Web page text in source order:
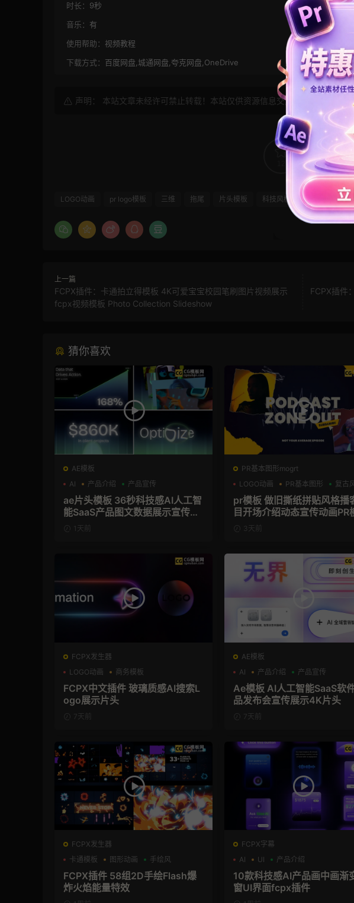
时长： 9秒
音乐： 有
使用帮助： 视频教程
下载方式： 百度网盘,城通网盘,夸克网盘,OneDrive
声明： 本站文章未经许可禁止转载！本站仅供资源信息交流学习， 版权说明
0
LOGO动画 pr logo模板 三维 拖尾 片头模板 科技风模板 粒子特效
上一篇
FCPX插件：卡通拍立得模板 4K可爱宝宝校园笔刷图片视频展示
fcpx视频模板 Photo Collection Slideshow
FCPX插件
猜你喜欢
AE模板
AI
产品介绍 产品宣传
ae片头模板 36秒科技感AI人工智
能SaaS产品图文数据展示宣传视
频AE模板
1天前
PR基本图形mogrt
LOGO动画
PR基本图形 复古风
pr模板 做旧撕纸拼贴风格播
目开场介绍动态宣传动画PR
3天前
FCPX发生器
LOGO动画
商务模板
支持Intel+M芯片
FCPX中文插件 玻璃质感AI搜索L
ogo展示片头
7天前
AE模板
AI
产品介绍 产品宣传
Ae模板 AI人工智能SaaS软
品发布会宣传展示4K片头
7天前
FCPX发生器
卡通模板
图形动画 手绘风
FCPX插件 58组2D手绘Flash爆
炸火焰能量特效
FCPX字幕
AI
UI 产品介绍
10款科技感AI产品画中画渐
窗UI界面fcpx插件